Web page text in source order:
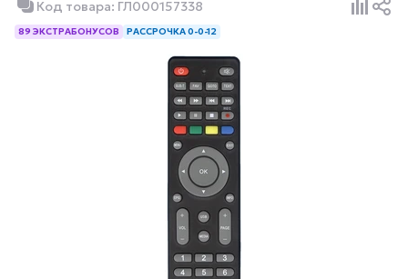
Код товара: ГЛ000157338
89 ЭКСТРАБОНУСОВ РАССРОЧКА 0-0-12